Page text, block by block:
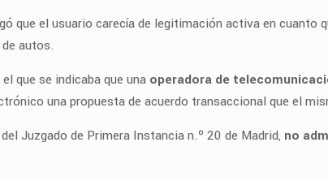
que el usuario carecía de legitimación activa en cuanto
autos.
que se indicaba que una operadora de
una propuesta de acuerdo transaccional que el
Juzgado de Primera Instancia n.º 20 de Madrid, no